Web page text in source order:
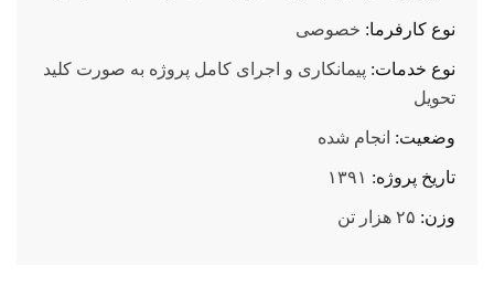
نوع کارفرما: خصوصی
نوع خدمات: پیمانکاری و اجرای کامل پروژه به صورت کلید
تحویل
وضعیت: انجام شده
تاریخ پروژه: ۱۳۹۱
وزن: ۲۵ هزار تن